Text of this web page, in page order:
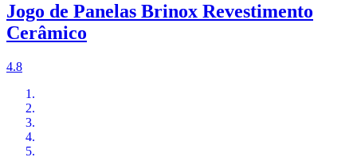
Jogo de Panelas Brinox Revestimento
Cerâmico
4.8